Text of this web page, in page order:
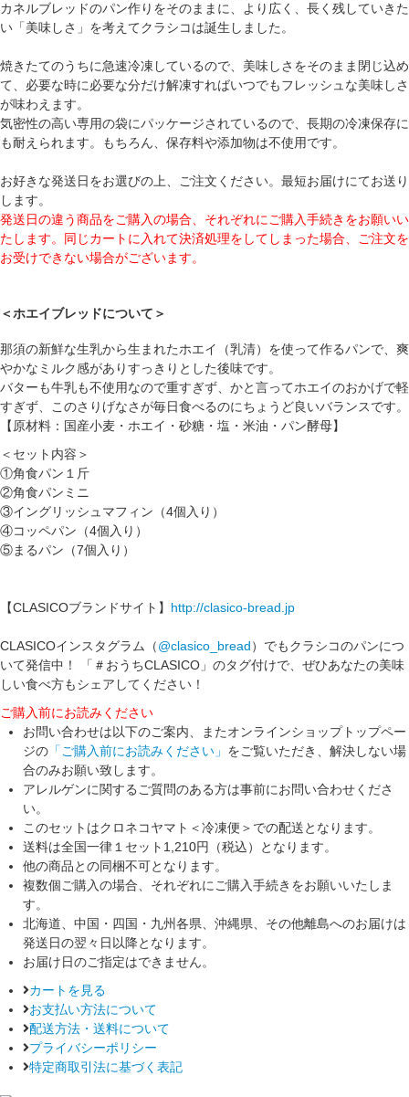
カネルブレッドのパン作りをそのままに、より広く、長く残していきた
い「美味しさ」を考えてクラシコは誕生しました。
焼きたてのうちに急速冷凍しているので、美味しさをそのまま閉じ込め
て、必要な時に必要な分だけ解凍すればいつでもフレッシュな美味しさ
が味わえます。
気密性の高い専用の袋にパッケージされているので、長期の冷凍保存に
も耐えられます。もちろん、保存料や添加物は不使用です。
お好きな発送日をお選びの上、ご注文ください。最短お届けにてお送り
します。
発送日の違う商品をご購入の場合、それぞれにご購入手続きをお願いい
たします。同じカートに入れて決済処理をしてしまった場合、ご注文を
お受けできない場合がございます。
＜ホエイブレッドについて＞
那須の新鮮な生乳から生まれたホエイ（乳清）を使って作るパンで、爽
やかなミルク感がありすっきりとした後味です。
バターも牛乳も不使用なので重すぎず、かと言ってホエイのおかげで軽
すぎず、このさりげなさが毎日食べるのにちょうど良いバランスです。
【原材料：国産小麦・ホエイ・砂糖・塩・米油・パン酵母】
＜セット内容＞
①角食パン１斤
②角食パンミニ
③イングリッシュマフィン（4個入り）
④コッペパン（4個入り）
⑤まるパン（7個入り）
【CLASICOブランドサイト】 http://clasico-bread.jp
CLASICOインスタグラム（@clasico_bread）でもクラシコのパンにつ
いて発信中！ 「＃おうちCLASICO」のタグ付けで、ぜひあなたの美味
しい食べ方もシェアしてください！
ご購入前にお読みください
お問い合わせは以下のご案内、またオンラインショップトップペー
ジの 「ご購入前にお読みください」 をご覧いただき、解決しない場
合のみお願い致します。
アレルゲンに関するご質問のある方は事前にお問い合わせくださ
い。
このセットはクロネコヤマト＜冷凍便＞での配送となります。
送料は全国一律１セット1,210円（税込）となります。
他の商品との同梱不可となります。
複数個ご購入の場合、それぞれにご購入手続きをお願いいたしま
す。
北海道、中国・四国・九州各県、沖縄県、その他離島へのお届けは
発送日の翌々日以降となります。
お届け日のご指定はできません。
カートを見る
お支払い方法について
配送方法・送料について
プライバシーポリシー
特定商取引法に基づく表記